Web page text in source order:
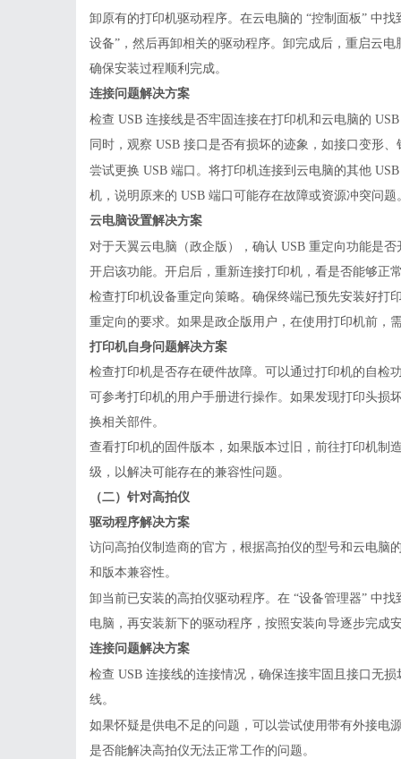
卸原有的打印机驱动程序。在云电脑的 “控制面板” 中
设备”，然后再卸相关的驱动程序。卸完成后，重启云
确保安装过程顺利完成。
连接问题解决方案
检查 USB 连接线是否牢固连接在打印机和云电脑的
同时，观察 USB 接口是否有损坏的迹象，如接口变形
尝试更换 USB 端口。将打印机连接到云电脑的其他
机，说明原来的 USB 端口可能存在故障或资源冲突问题
云电脑设置解决方案
对于天翼云电脑（政企版），确认 USB 重定向功能是
开启该功能。开启后，重新连接打印机，看是否能够正
检查打印机设备重定向策略。确保终端已预先安装好打
重定向的要求。如果是政企版用户，在使用打印机前，
打印机自身问题解决方案
检查打印机是否存在硬件故障。可以通过打印机的自检
可参考打印机的用户手册进行操作。如果发现打印头损
换相关部件。
查看打印机的固件版本，如果版本过旧，前往打印机制
级，以解决可能存在的兼容性问题。
（二）针对高拍仪
驱动程序解决方案
访问高拍仪制造商的官方，根据高拍仪的型号和云电脑
和版本兼容性。
卸当前已安装的高拍仪驱动程序。在 “设备管理器” 中
电脑，再安装新下的驱动程序，按照安装向导逐步完成
连接问题解决方案
检查 USB 连接线的连接情况，确保连接牢固且接口无
线。
如果怀疑是供电不足的问题，可以尝试使用带有外接电
是否能解决高拍仪无法正常工作的问题。